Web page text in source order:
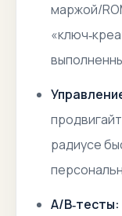
маржой/
радиусе
A/B‑тесты: